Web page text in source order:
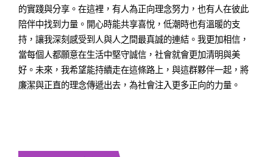
的實踐與分享。在這裡，有人為正向理念努力，也有人在彼此
陪伴中找到力量。開心時能共享喜悅，低潮時也有溫暖的支
持，讓我深刻感受到人與人之間最真誠的連結。我更加相信，
當每個人都願意在生活中堅守誠信，社會就會更加清明與美
好。未來，我希望能持續走在這條路上，與這群夥伴一起，將
廉潔與正直的理念傳遞出去，為社會注入更多正向的力量。